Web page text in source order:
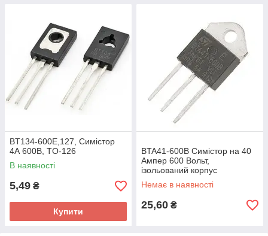
BT134-600E,127, Симістор
4А 600В, TO-126
В наявності
5,49 ₴
Купити
BTA41-600B Симістор на 40
Ампер 600 Вольт,
ізольований корпус
Немає в наявності
25,60 ₴